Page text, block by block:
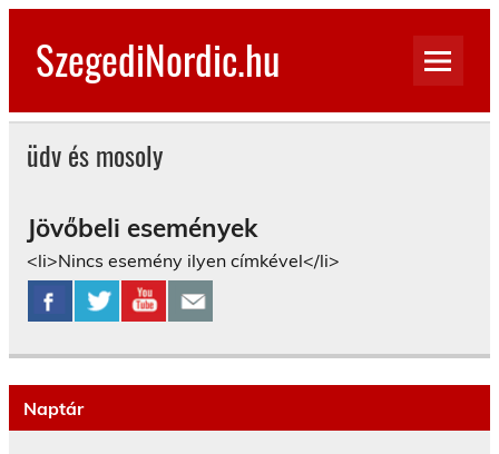
Skip
contentSzegediNordic.hu
üdv és mosoly
Jövőbeli események
<li>Nincs esemény ilyen címkével</li>
Naptár